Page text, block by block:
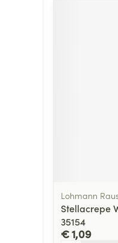
Lohmann
Stellacrepe
35154
€ 1,09